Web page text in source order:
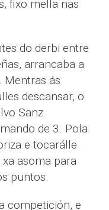
fixo mella nas
do derbi entre
arrancaba a
Mentras ás
descansar, o
Sanz
de 3. Pola
e tocarálle
asoma para
puntos.
competición, e